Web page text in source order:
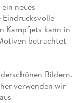
neues
Kampfjets kann in
betrachtet
Bildern.
verwenden wir